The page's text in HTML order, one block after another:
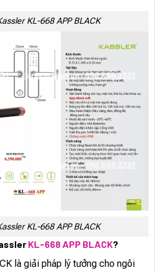
KL-668 APP BLACK
KL-668 APP BLACK
KL-668 APP BLACK?
là giải pháp lý tưởng cho ngôi